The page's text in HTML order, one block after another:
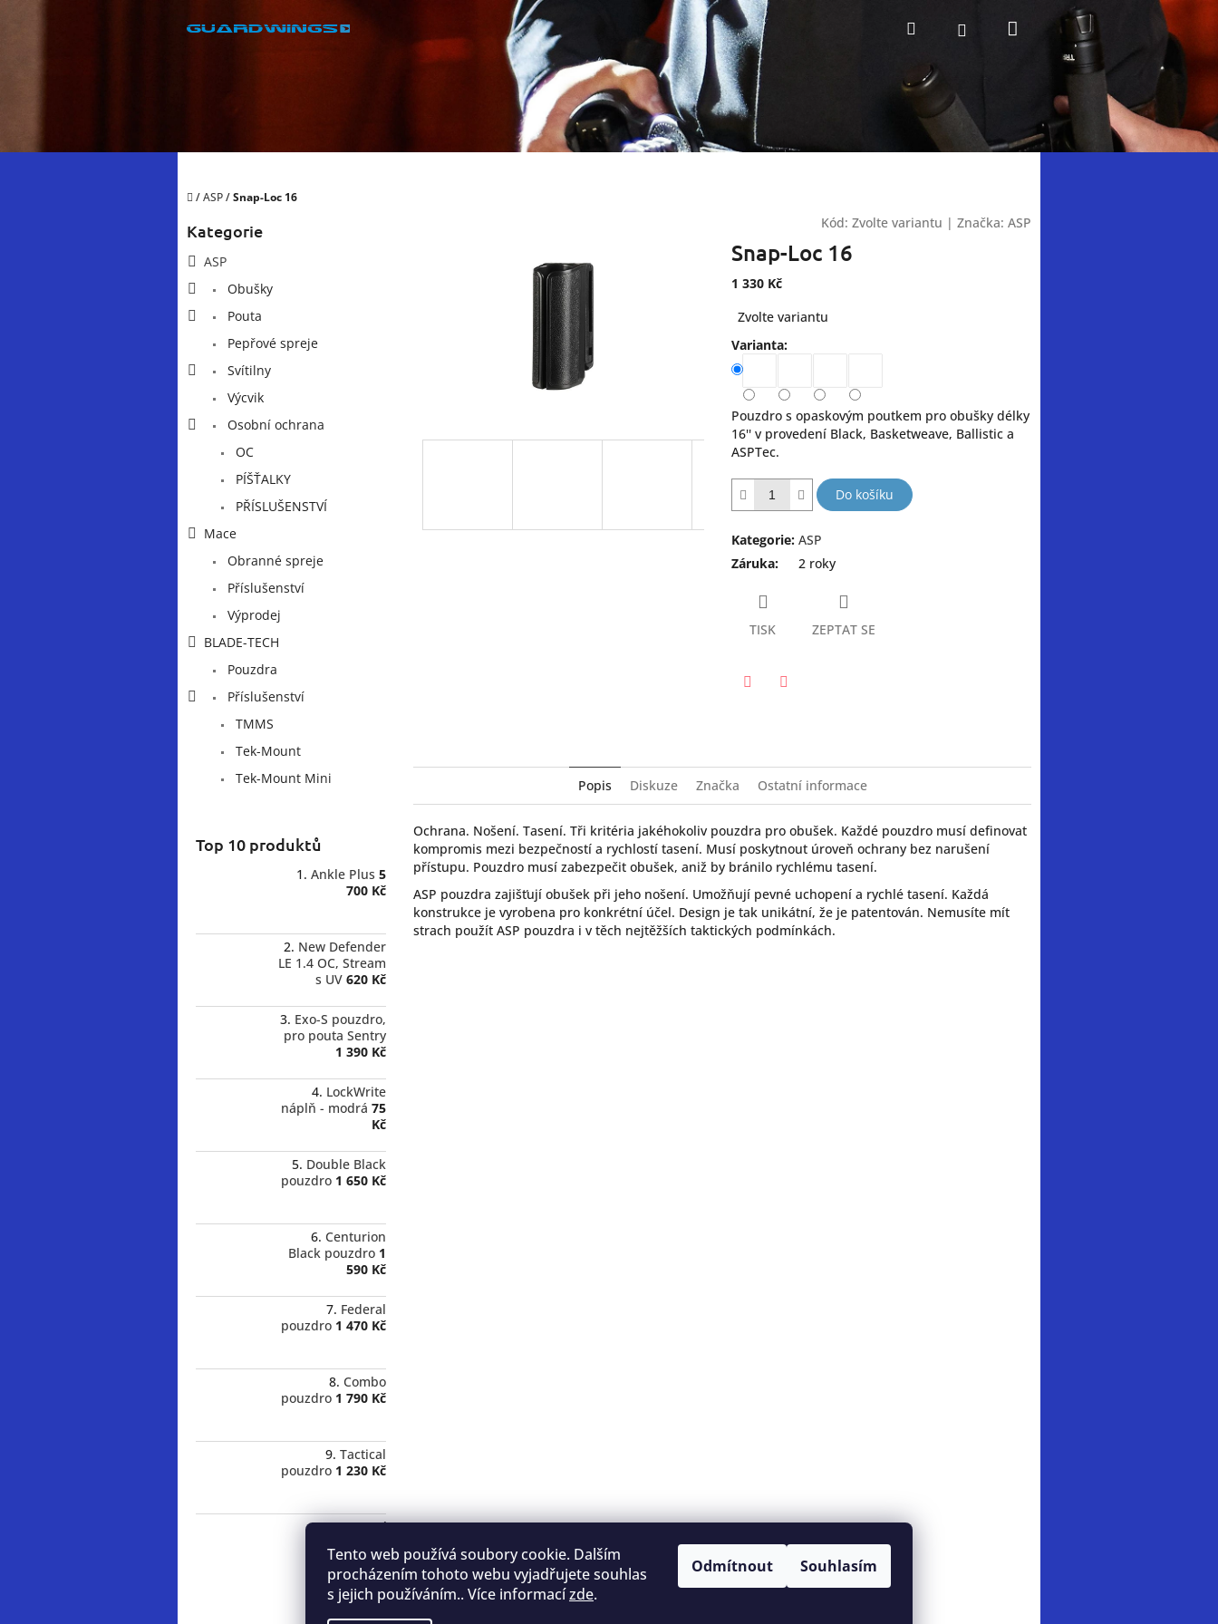
Tento web používá soubory cookie. Dalším
procházením tohoto webu vyjadřujete souhlas
s jejich používáním.. Více informacízde.
Odmítnout Souhlasím
HledatPřihlášeníNákupní
košík
Domů
/ASP/Snap-Loc 16
Přeskočit
Kategorie
ASP
Obušky
Pouta
Pepřové spreje
Svítilny
Výcvik
Osobní ochrana
OC
PÍŠŤALKY
PŘÍSLUŠENSTVÍ
Mace
Obranné spreje
Příslušenství
Výprodej
BLADE-TECH
Pouzdra
Příslušenství
TMMS
Tek-Mount
Tek-Mount Mini
Top 10 produktů
Ankle Plus 5
700 Kč
New Defender
LE 1.4 OC, Stream
s UV 620 Kč
Exo-S pouzdro,
pro pouta Sentry
1 390 Kč
LockWrite
náplň - modrá 75
Kč
Double Black
pouzdro 1 650 Kč
Centurion
Black pouzdro 1
590 Kč
Federal
pouzdro 1 470 Kč
Combo
pouzdro 1 790 Kč
Tactical
pouzdro 1 230 Kč
Dopravní
Kód: Zvolte variantu | Značka: ASP
Snap-Loc 16
1 330 Kč
cena:
Zvolte variantu
Varianta:
Pouzdro s opaskovým poutkem pro obušky délky
16'' v provedení Black, Basketweave, Ballistic a
ASPTec.
Do košíku
Kategorie: ASP
Záruka: 2 roky
TISK ZEPTAT SE
Popis Diskuze Značka Ostatní informace
Ochrana. Nošení. Tasení. Tři kritéria jakéhokoliv pouzdra pro obušek. Každé pouzdro musí definovat
kompromis mezi bezpečností a rychlostí tasení. Musí poskytnout úroveň ochrany bez narušení
přístupu. Pouzdro musí zabezpečit obušek, aniž by bránilo rychlému tasení.
ASP pouzdra zajišťují obušek při jeho nošení. Umožňují pevné uchopení a rychlé tasení. Každá
konstrukce je vyrobena pro konkrétní účel. Design je tak unikátní, že je patentován. Nemusíte mít
strach použít ASP pouzdra i v těch nejtěžších taktických podmínkách.